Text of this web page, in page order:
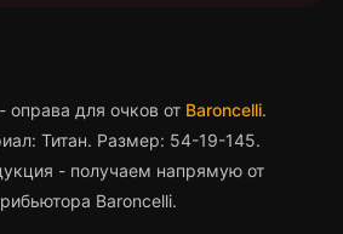
- оправа для очков от Baroncelli.
Титан. Размер: 54-19-145.
- получаем напрямую от
Baroncelli.